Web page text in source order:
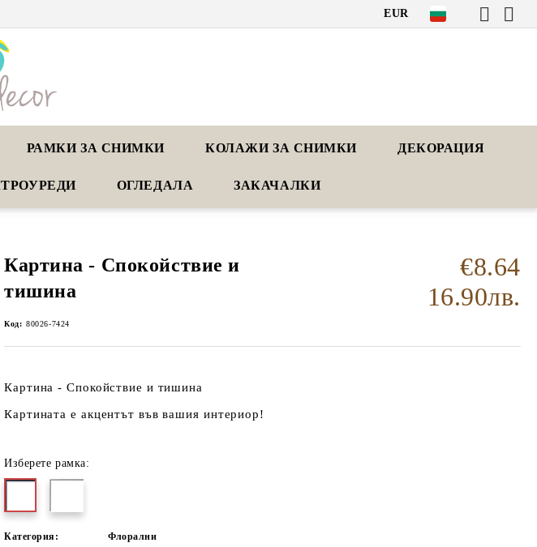
EUR
РАМКИ ЗА СНИМКИ КОЛАЖИ ЗА СНИМКИ ДЕКОРАЦИЯ
ОГЛЕДАЛА ЗАКАЧАЛКИ
Картина - Спокойствие и
тишина
€8.64
16.90лв.
Код: 80026-7424
Картина - Спокойствие и тишина
Картината е акцентът във вашия интериор!
Изберете рамка:
Категория:
Флорални